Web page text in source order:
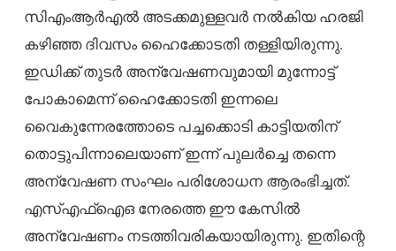
സിഎംആർഎൽ അടക്കമുള്ളവർ നൽകിയ ഹരജി
കഴിഞ്ഞ ദിവസം ഹൈക്കോടതി തള്ളിയിരുന്നു.
ഇഡിക്ക് തുടർ അന്വേഷണവുമായി മുന്നോട്ട്
പോകാമെന്ന് ഹൈക്കോടതി ഇന്നലെ
വൈകുന്നേരത്തോടെ പച്ചക്കൊടി കാട്ടിയതിന്
തൊട്ടുപിന്നാലെയാണ് ഇന്ന് പുലർച്ചെ തന്നെ
അന്വേഷണ സംഘം പരിശോധന ആരംഭിച്ചത്.
എസ്എഫ്ഐഒ നേരത്തെ ഈ കേസിൽ
അന്വേഷണം നടത്തിവരികയായിരുന്നു. ഇതിന്റെ